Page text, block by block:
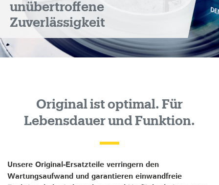
unübertroffene
Zuverlässigkeit
Original ist optimal. Für
Lebensdauer und Funktion.
Unsere Original-Ersatzteile verringern den
Wartungsaufwand und garantieren einwandfreie